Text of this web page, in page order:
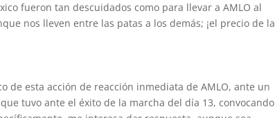
fueron tan descuidados como para llevar a AMLO al
nos lleven entre las patas a los demás; ¡el precio de la
de esta acción de reacción inmediata de AMLO, ante un
tuvo ante el éxito de la marcha del día 13, convocando